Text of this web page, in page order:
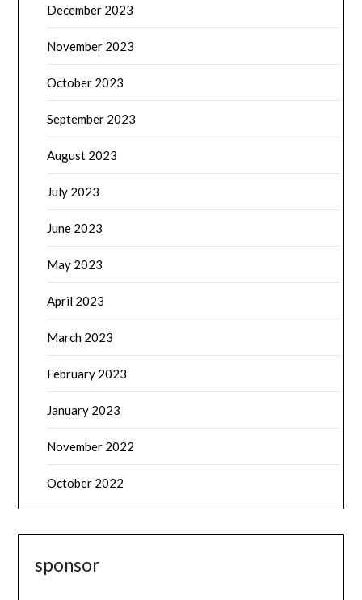
December 2023
November 2023
October 2023
September 2023
August 2023
July 2023
June 2023
May 2023
April 2023
March 2023
February 2023
January 2023
November 2022
October 2022
sponsor